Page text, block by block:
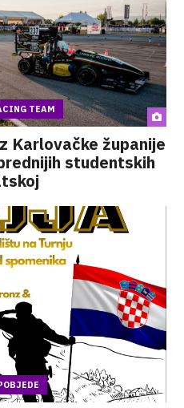
TEAM
Karlovačke županije
studentskih